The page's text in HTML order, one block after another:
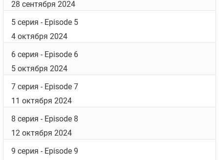
28 сентября 2024
5 серия - Episode 5
4 октября 2024
6 серия - Episode 6
5 октября 2024
7 серия - Episode 7
11 октября 2024
8 серия - Episode 8
12 октября 2024
9 серия - Episode 9